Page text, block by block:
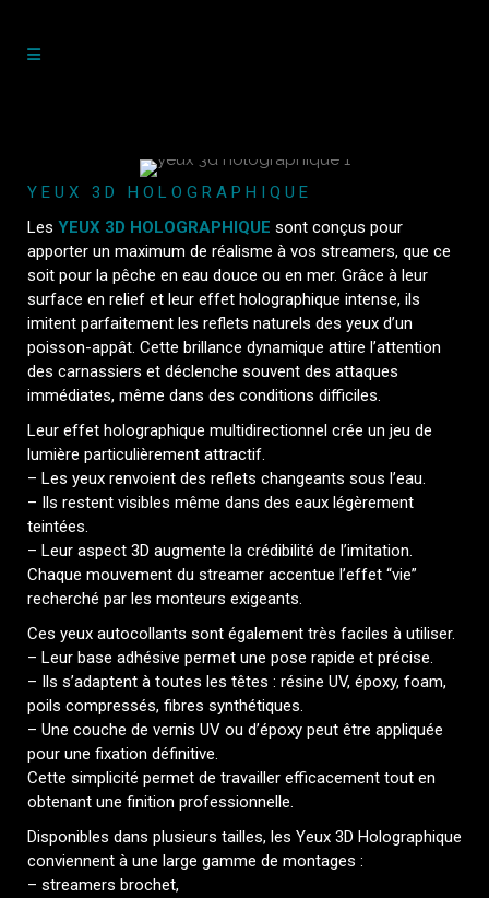
YEUX 3D HOLOGRAPHIQUE
Les YEUX 3D HOLOGRAPHIQUE sont conçus pour
apporter un maximum de réalisme à vos streamers, que ce
soit pour la pêche en eau douce ou en mer. Grâce à leur
surface en relief et leur effet holographique intense, ils
imitent parfaitement les reflets naturels des yeux d’un
poisson-appât. Cette brillance dynamique attire l’attention
des carnassiers et déclenche souvent des attaques
immédiates, même dans des conditions difficiles.
Leur effet holographique multidirectionnel crée un jeu de
lumière particulièrement attractif.
– Les yeux renvoient des reflets changeants sous l’eau.
– Ils restent visibles même dans des eaux légèrement
teintées.
– Leur aspect 3D augmente la crédibilité de l’imitation.
Chaque mouvement du streamer accentue l’effet “vie”
recherché par les monteurs exigeants.
Ces yeux autocollants sont également très faciles à utiliser.
– Leur base adhésive permet une pose rapide et précise.
– Ils s’adaptent à toutes les têtes : résine UV, époxy, foam,
poils compressés, fibres synthétiques.
– Une couche de vernis UV ou d’époxy peut être appliquée
pour une fixation définitive.
Cette simplicité permet de travailler efficacement tout en
obtenant une finition professionnelle.
Disponibles dans plusieurs tailles, les Yeux 3D Holographique
conviennent à une large gamme de montages :
– streamers brochet,